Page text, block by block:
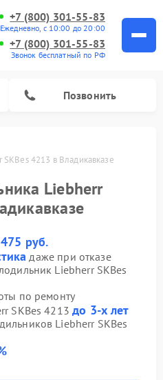
+7 (800) 301-55-83
Ежедневно, с 10:00 до 20:00
+7 (800) 301-55-83
Звонок бесплатный по РФ
Позвонить
4213 в Владикавказе
Liebherr
руб.
даже при отказе
Liebherr SKBes
по ремонту
SKBes 4213до 3-х лет
Liebherr SKBes